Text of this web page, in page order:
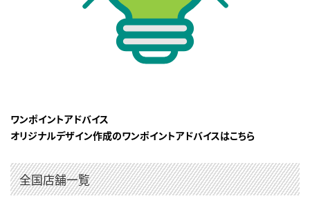
ワンポイントアドバイス
オリジナルデザイン作成のワンポイントアドバイスはこちら
全国店舗一覧